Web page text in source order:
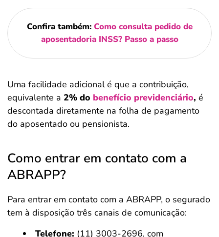
Confira também: Como consulta pedido de
aposentadoria INSS? Passo a passo
Uma facilidade adicional é que a contribuição,
equivalente a 2% do benefício previdenciário, é
descontada diretamente na folha de pagamento
do aposentado ou pensionista.
Como entrar em contato com a
ABRAPP?
Para entrar em contato com a ABRAPP, o segurado
tem à disposição três canais de comunicação:
Telefone: (11) 3003-2696, com